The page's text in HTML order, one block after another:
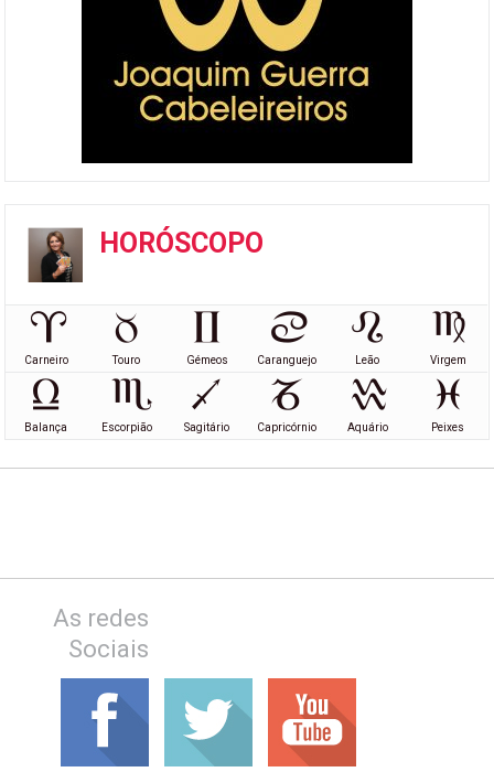
HORÓSCOPO
Carneiro Touro Gémeos Caranguejo Leão Virgem
Balança Escorpião Sagitário Capricórnio Aquário Peixes
As redes
Sociais